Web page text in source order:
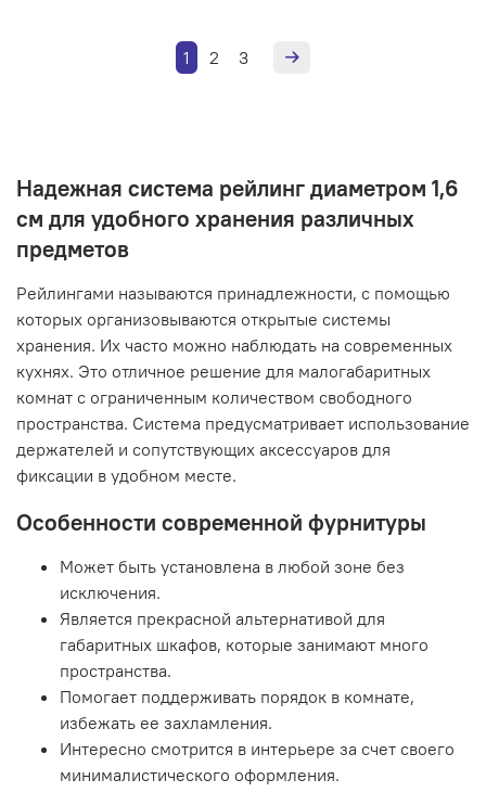
1 2 3
Надежная система рейлинг диаметром 1,6
см для удобного хранения различных
предметов
Рейлингами называются принадлежности, с помощью
которых организовываются открытые системы
хранения. Их часто можно наблюдать на современных
кухнях. Это отличное решение для малогабаритных
комнат с ограниченным количеством свободного
пространства. Система предусматривает использование
держателей и сопутствующих аксессуаров для
фиксации в удобном месте.
Особенности современной фурнитуры
Может быть установлена в любой зоне без
исключения.
Является прекрасной альтернативой для
габаритных шкафов, которые занимают много
пространства.
Помогает поддерживать порядок в комнате,
избежать ее захламления.
Интересно смотрится в интерьере за счет своего
минималистического оформления.